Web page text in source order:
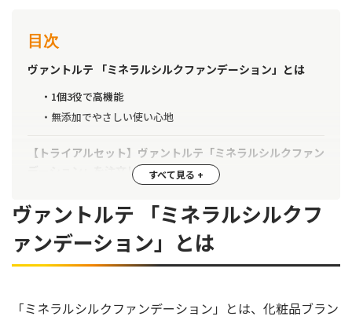
目次
ヴァントルテ 「ミネラルシルクファンデーション」とは
1個3役で高機能
無添加でやさしい使い心地
【トライアルセット】ヴァントルテ「ミネラルシルクファン
デーション」を注文してみた
【画像あり】ヴァントルテ「ミネラルシルクファンデーショ
ン」の効果を検証
カバー力は？
マスクにつかない？
1日中崩れない？
ヴァントルテ 「ミネラルシルクフ
ァンデーション」とは
「ミネラルシルクファンデーション」とは、化粧品ブラン